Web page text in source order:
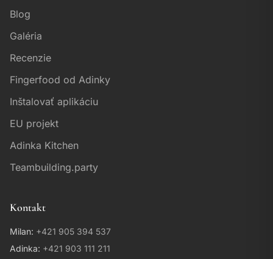
Blog
Galéria
Recenzie
Fingerfood od Adinky
Inštalovať aplikáciu
EU projekt
Adinka Kitchen
Teambuilding.party
Kontakt
Milan: +421 905 394 537
Adinka: +421 903 111 211